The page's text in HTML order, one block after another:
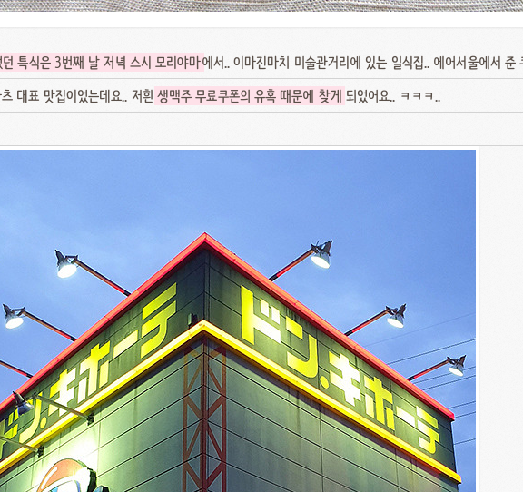
특식은 3번째 날 저녁 스시 모리야마에서.. 이마진마치 미술관거리에 있는 일식집.. 에어서울에서 준
대표 맛집이었는데요.. 저흰 생맥주 무료쿠폰의 유혹 때문에 찾게 되었어요.. ㅋㅋㅋ..